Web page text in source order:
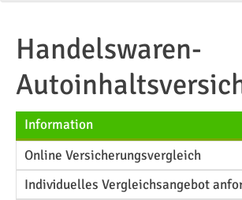
Handelswaren-
Information
Online Versicherungsvergleich
Individuelles Vergleichsangebot